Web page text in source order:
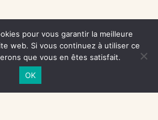
pour vous garantir la meilleure
web. Si vous continuez à utiliser ce
que vous en êtes satisfait.
OK